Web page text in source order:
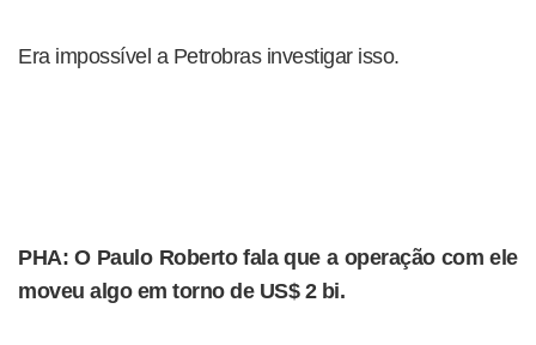
Era impossível a Petrobras investigar isso.
PHA: O Paulo Roberto fala que a operação com ele
moveu algo em torno de US$ 2 bi.